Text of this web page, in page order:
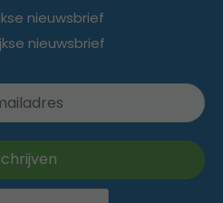
nieuwsbrief
nieuwsbrief